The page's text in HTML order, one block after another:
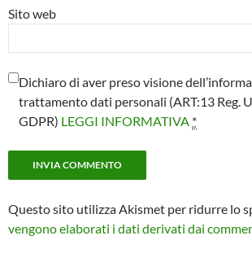
Sito web
Dichiaro di aver preso visione
trattamento dati personali (ART:13 Reg.
GDPR) LEGGI INFORMATIVA *
Questo sito utilizza Akismet per ridurre lo
vengono elaborati i dati derivati dai